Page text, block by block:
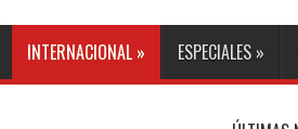
INTERNACIONAL » ESPECIALES »